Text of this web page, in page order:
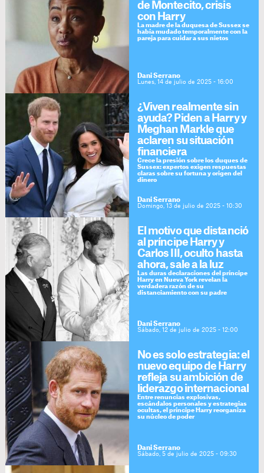
de Montecito, crisis
con Harry
La madre de la duquesa de Sussex se
había mudado temporalmente con la
pareja para cuidar a sus nietos
Dani Serrano
Lunes, 14 de julio de 2025 - 16:00
¿Viven realmente sin
ayuda? Piden a Harry y
Meghan Markle que
aclaren su situación
financiera
Crece la presión sobre los duques de
Sussex: expertos exigen respuestas
claras sobre su fortuna y origen del
dinero
Dani Serrano
Domingo, 13 de julio de 2025 - 10:30
El motivo que distanció
al príncipe Harry y
Carlos III, oculto hasta
ahora, sale a la luz
Las duras declaraciones del príncipe
Harry en Nueva York revelan la
verdadera razón de su
distanciamiento con su padre
Dani Serrano
Sábado, 12 de julio de 2025 - 12:00
No es solo estrategia: el
nuevo equipo de Harry
refleja su ambición de
liderazgo internacional
Entre renuncias explosivas,
escándalos personales y estrategias
ocultas, el príncipe Harry reorganiza
su núcleo de poder
Dani Serrano
Sábado, 5 de julio de 2025 - 09:30